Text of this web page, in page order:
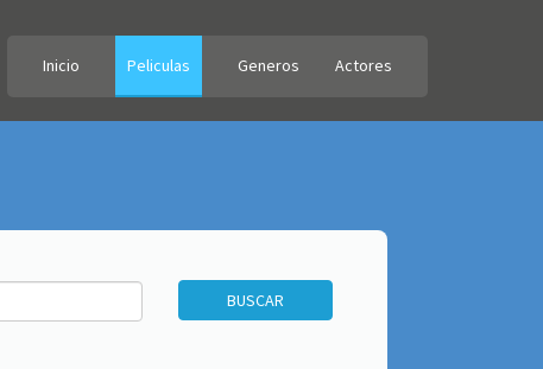
Inicio Peliculas Generos Actores